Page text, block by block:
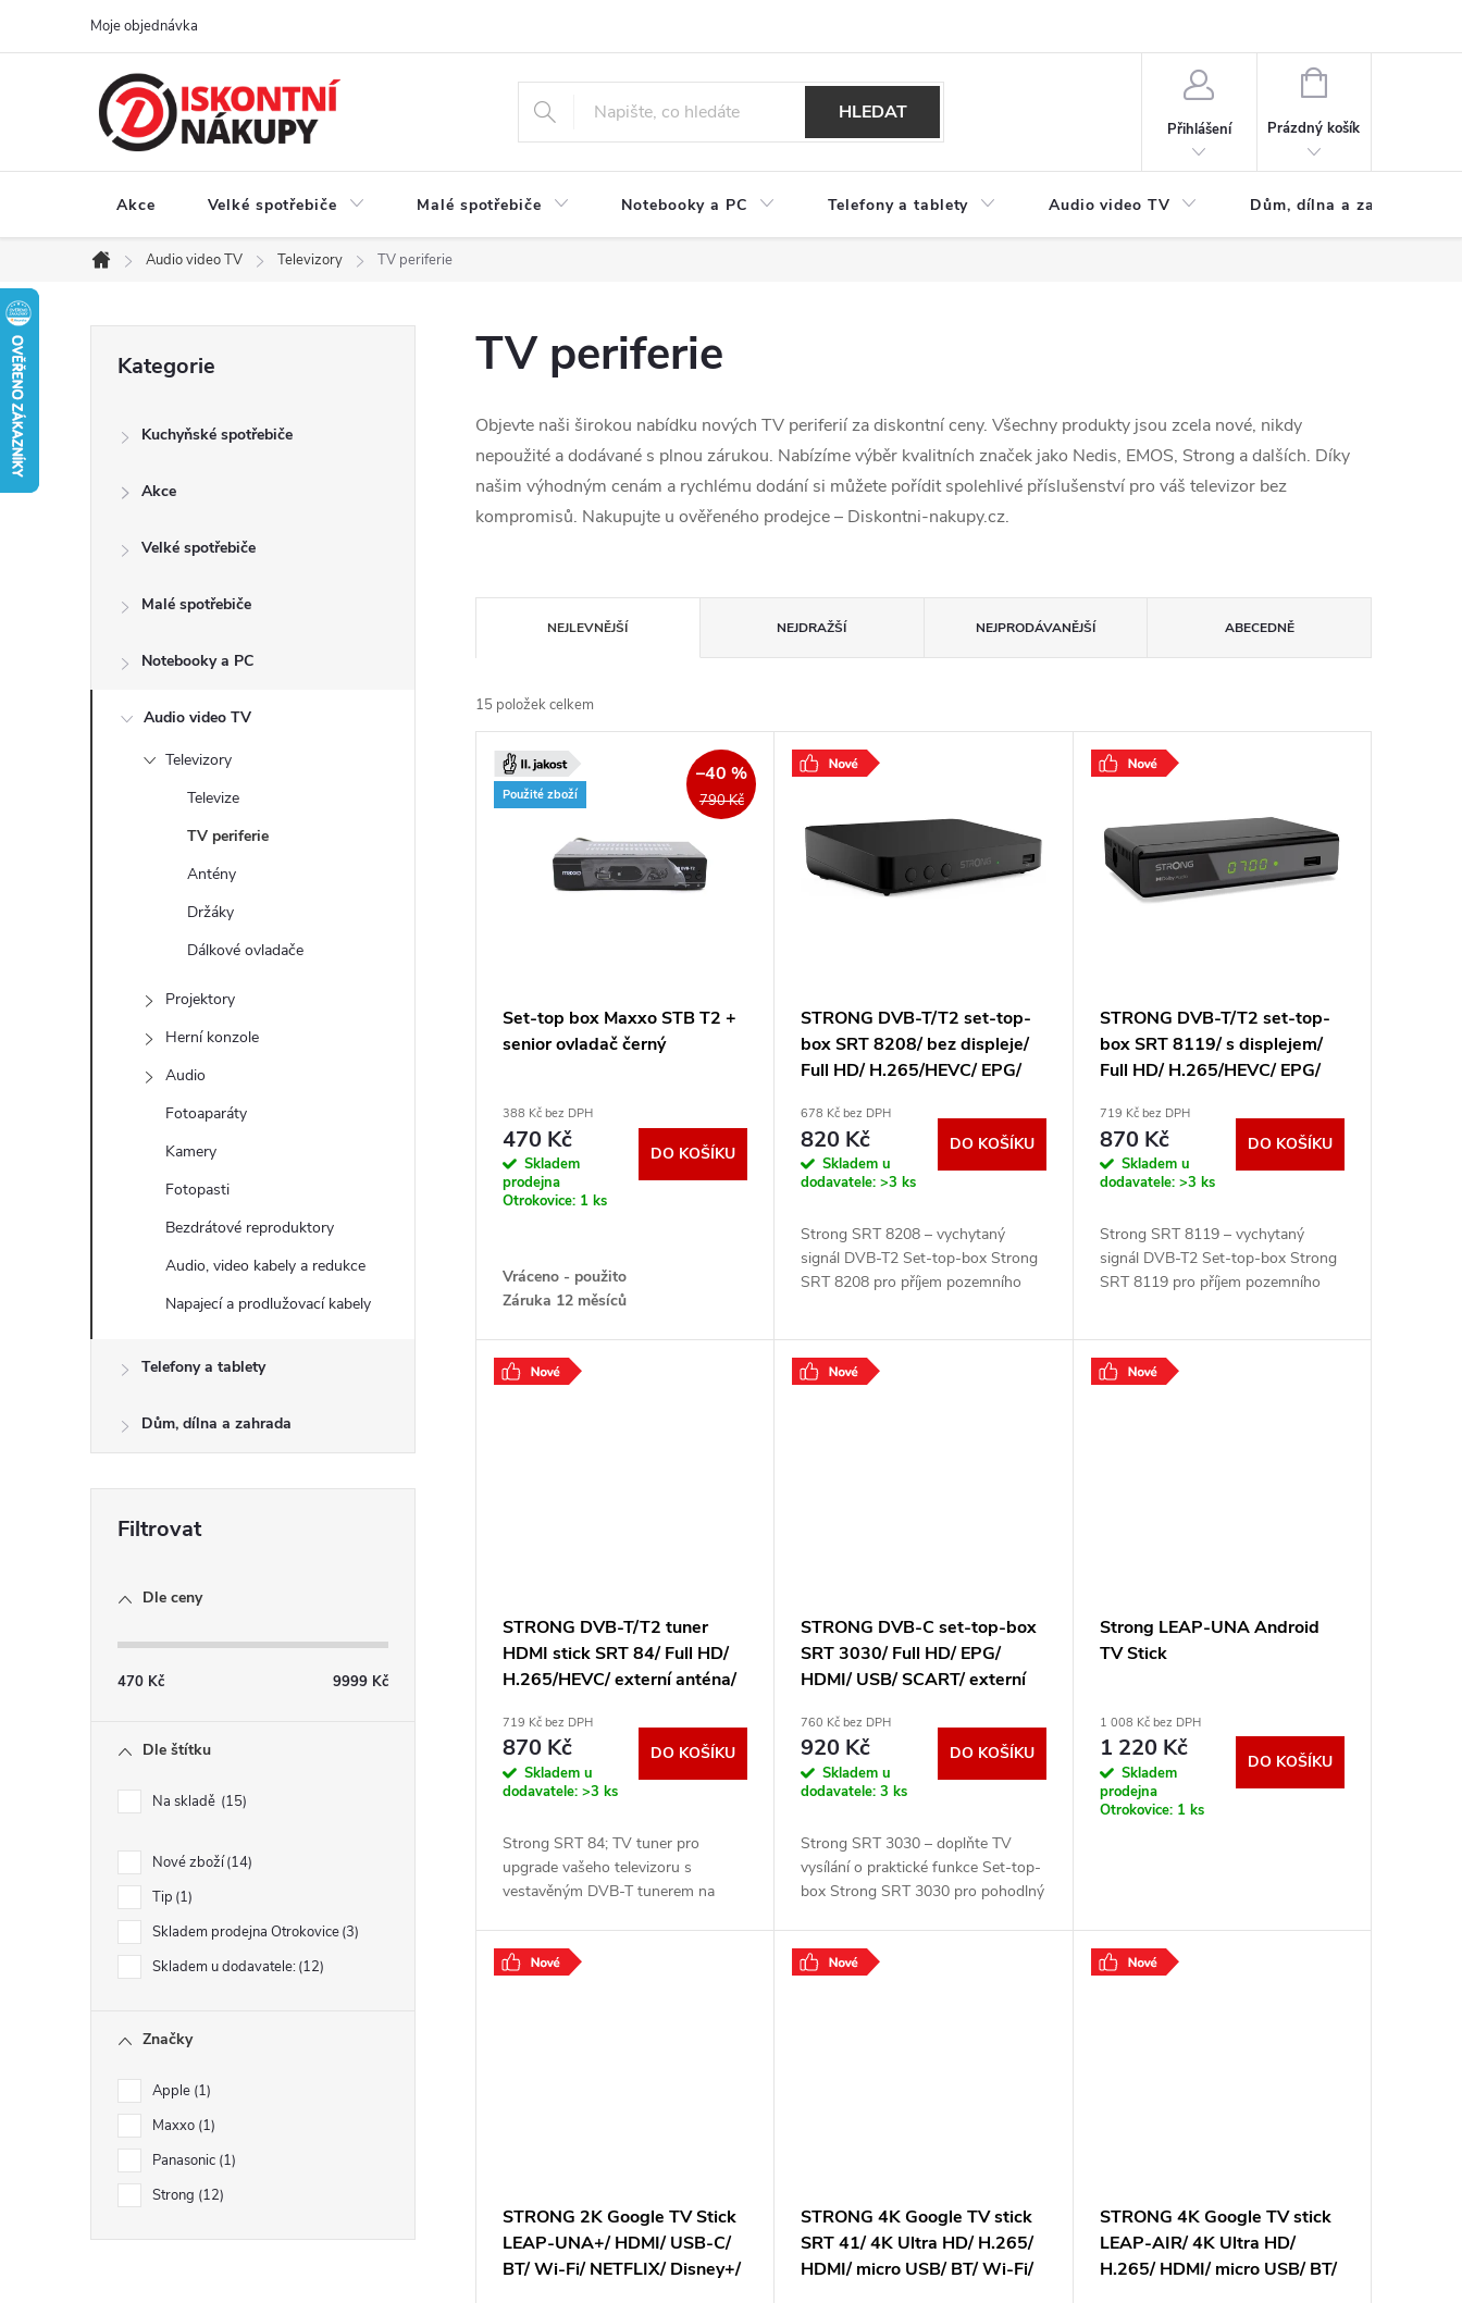
Moje objednávka
HLEDAT
Přihlášení
NÁKUPNÍ
Prázdný košík
Akce Velké spotřebiče Malé spotřebiče Notebooky a PC Telefony a tablety Audio video TV Dům, dílna a zahrada
Domů
Audio video TV Televizory TV periferie
n
kategorie
Kategorie
Kuchyňské spotřebiče
Akce
Velké spotřebiče
Malé spotřebiče
Notebooky a PC
Audio video TV
Televizory
Televize
TV periferie
Antény
Držáky
Dálkové ovladače
Projektory
Herní konzole
Audio
Fotoaparáty
Kamery
Fotopasti
Bezdrátové reproduktory
Audio, video kabely a redukce
Napajecí a prodlužovací kabely
Telefony a tablety
Dům, dílna a zahrada
Dle ceny
470 Kč 9999 Kč
Dle štítku
Na skladě 15
Nové zboží 14
Tip 1
Skladem prodejna Otrokovice 3
Skladem u dodavatele: 12
Značky
Apple 1
Maxxo 1
Panasonic 1
Strong 12
TV periferie
Objevte naši širokou nabídku nových TV periferií za diskontní ceny. Všechny produkty jsou zcela nové, nikdy
nepoužité a dodávané s plnou zárukou. Nabízíme výběr kvalitních značek jako Nedis, EMOS, Strong a dalších. Díky
našim výhodným cenám a rychlému dodání si můžete pořídit spolehlivé příslušenství pro váš televizor bez
kompromisů. Nakupujte u ověřeného prodejce – Diskontni-nakupy.cz.
a
z
e
ů
NEJLEVNĚJŠÍ NEJDRAŽŠÍ NEJPRODÁVANĚJŠÍ ABECEDNĚ
15 položek celkem
V
ý
t
Použité zboží 790 Kč
–40 %
Set-top box Maxxo STB T2 +
senior ovladač černý
388 Kč bez DPH
470 Kč
Skladem
prodejna
Otrokovice: 1 ks
DO KOŠÍKU
Vráceno - použito
Záruka 12 měsíců
STRONG DVB-T/T2 set-top-
box SRT 8208/ bez displeje/
Full HD/ H.265/HEVC/ EPG/
SRT8208
678 Kč bez DPH
820 Kč
Skladem u
dodavatele:>3 ks
DO KOŠÍKU
Strong SRT 8208 – vychytaný
signál DVB-T2 Set-top-box Strong
SRT 8208 pro příjem pozemního
HEVC pro zobrazení
.
STRONG DVB-T/T2 set-top-
box SRT 8119/ s displejem/
Full HD/ H.265/HEVC/ EPG/
SRT8119
719 Kč bez DPH
870 Kč
Skladem u
dodavatele: >3 ks
DO KOŠÍKU
Strong SRT 8119 – vychytaný
signál DVB-T2 Set-top-box Strong
SRT 8119 pro příjem pozemního
HEVC pro zobrazení
.
STRONG DVB-T/T2 tuner
HDMI stick SRT 84/ Full HD/
H.265/HEVC/ externí anténa/
USB/ IR/ černý SRT84
719 Kč bez DPH
870 Kč
Skladem u
dodavatele: >3 ks
DO KOŠÍKU
Strong SRT 84; TV tuner pro
upgrade vašeho televizoru s
vestavěným DVB-T tunerem na
televizoru skrze HDMI
STRONG DVB-C set-top-box
SRT 3030/ Full HD/ EPG/
HDMI/ USB/ SCART/ externí
760 Kč bez DPH
920 Kč
Skladem u
dodavatele:3 ks
DO KOŠÍKU
Strong SRT 3030 – doplňte TV
vysílání o praktické funkce Set-top-
box Strong SRT 3030 pro pohodlný
Užijte si
Strong LEAP-UNA Android
TV Stick
1 008 Kč bez DPH
1 220 Kč
Skladem
prodejna
Otrokovice: 1 ks
DO KOŠÍKU
STRONG 2K Google TV Stick
LEAP-UNA+/ HDMI/ USB-C/
BT/ Wi-Fi/ NETFLIX/ Disney+/
STRONG 4K Google TV stick
SRT 41/ 4K Ultra HD/ H.265/
HDMI/ micro USB/ BT/ Wi-Fi/
STRONG 4K Google TV stick
LEAP-AIR/ 4K Ultra HD/
H.265/ HDMI/ micro USB/ BT/